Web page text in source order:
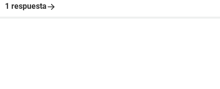
1 respuesta